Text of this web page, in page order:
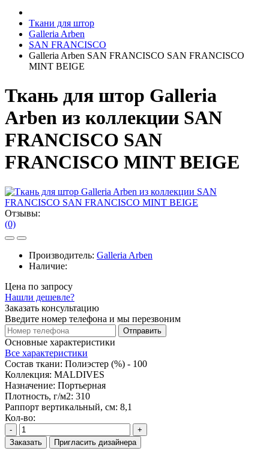
Ткани для штор
Galleria Arben
SAN FRANCISCO
Galleria Arben SAN FRANCISCO SAN FRANCISCO
MINT BEIGE
Ткань для штор Galleria
Arben из коллекции SAN
FRANCISCO SAN
FRANCISCO MINT BEIGE
Отзывы:
(0)
Производитель: Galleria Arben
Наличие:
Цена по запросу
Нашли дешевле?
Заказать консультацию
Введите номер телефона и мы перезвоним
Отправить
Основные характеристики
Все характеристики
Состав ткани: Полиэстер (%) - 100
Коллекция: MALDIVES
Назначение: Портьерная
Плотность, г/м2: 310
Раппорт вертикальный, см: 8,1
Кол-во:
-
+
Заказать
Пригласить дизайнера